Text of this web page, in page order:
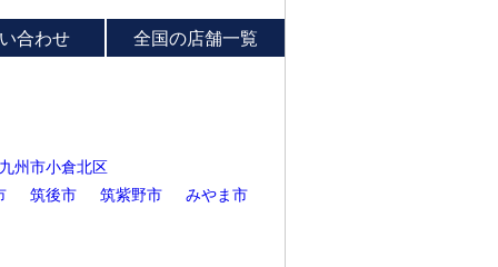
合わせ 全国の店舗一覧
州市小倉北区
筑後市 筑紫野市 みやま市